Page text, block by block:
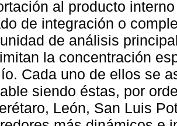
al producto
de integración o
de análisis
la concentración
Cada uno de ellos se
siendo éstas, por
León, San Luis